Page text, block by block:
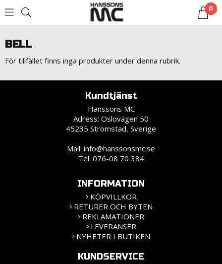
0
LOGGA IN
BELL
För tillfället finns inga produkter under denna rubrik.
Kundtjänst
Hanssons MC
Adress: Oslovägen 50
45235 Strömstad, Sverige
Mail: info@hanssonsmc.se
Tel: 076-08 70 384
INFORMATION
KÖPVILLKOR
RETURER OCH BYTEN
REKLAMATIONER
LEVERANSER
NYHETER I BUTIKEN
KUNDSERVICE